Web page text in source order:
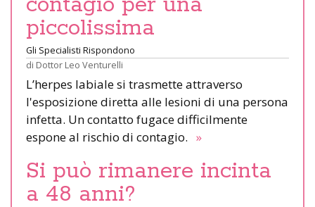
piccolissima
Gli Specialisti Rispondono
di Dottor Leo Venturelli
L’herpes labiale si trasmette attraverso
l'esposizione diretta alle lesioni di una persona
infetta. Un contatto fugace difficilmente
espone al rischio di contagio. »
Si può rimanere incinta
a 48 anni?